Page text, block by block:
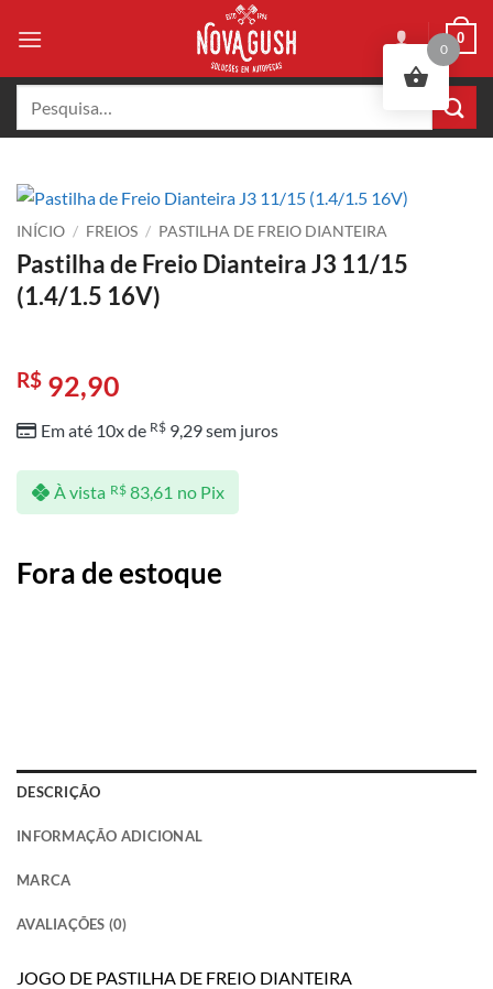
0
INÍCIO / FREIOS / PASTILHA DE FREIO DIANTEIRA
Pastilha de Freio Dianteira J3 11/15
(1.4/1.5 16V)
R$ 92,90
Em até 10x de R$ 9,29sem juros
À vista R$83,61 no Pix
Fora de estoque
DESCRIÇÃO
INFORMAÇÃO ADICIONAL
MARCA
AVALIAÇÕES (0)
JOGO DE PASTILHA DE FREIO DIANTEIRA
0